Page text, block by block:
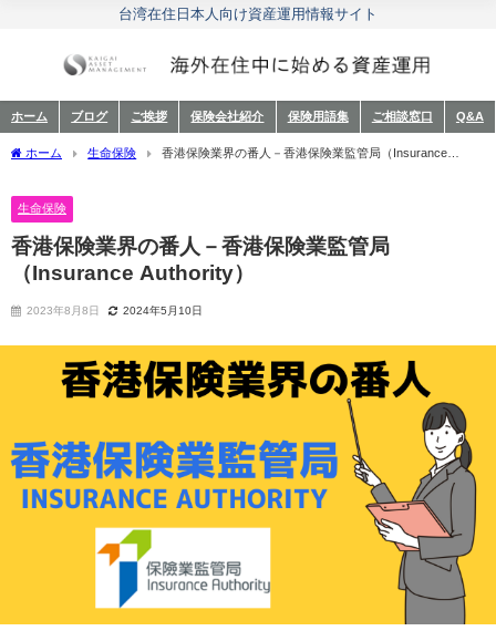
台湾在住日本人向け資産運用情報サイト
ホーム ブログ ご挨拶 保険会社紹介 保険用語集 ご相談窓口 Q&A
ホーム 生命保険
香港保険業界の番人－香港保険業監管局（Insurance
生命保険
香港保険業界の番人－香港保険業監管局
（Insurance Authority）
2023年8月8日 2024年5月10日